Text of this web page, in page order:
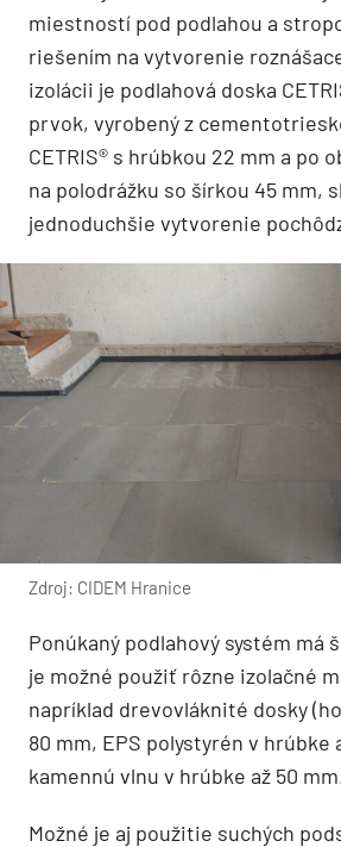
miestností pod podlahou a
riešením na vytvorenie
izolácii je podlahová doska
prvok, vyrobený z
CETRIS® s hrúbkou 22 mm a po
na polodrážku so šírkou 45 mm,
jednoduchšie vytvorenie
Zdroj: CIDEM Hranice
Ponúkaný podlahový systém má
je možné použiť rôzne izolačné
napríklad drevovláknité dosky
80 mm, EPS polystyrén v hrúbke
kamennú vlnu v hrúbke až 50
Možné je aj použitie suchých